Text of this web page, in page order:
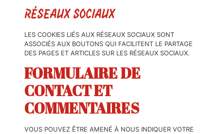
RÉSEAUX SOCIAUX
LES COOKIES LIÉS AUX RÉSEAUX SOCIAUX SONT
ASSOCIÉS AUX BOUTONS QUI FACILITENT LE PARTAGE
DES PAGES ET ARTICLES SUR LES RÉSEAUX SOCIAUX.
FORMULAIRE DE
CONTACT ET
COMMENTAIRES
VOUS POUVEZ ÊTRE AMENÉ À NOUS INDIQUER VOTRE